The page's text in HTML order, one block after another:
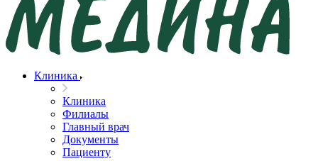
Клиника
Клиника
Филиалы
Главный врач
Документы
Пациенту